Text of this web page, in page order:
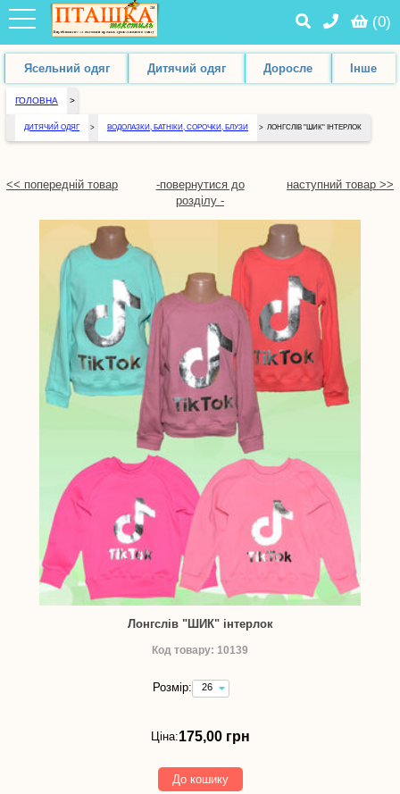
(0)
Ясельний одяг Дитячий одяг Доросле Інше
ГОЛОВНА >
ДИТЯЧИЙ ОДЯГ > ВОДОЛАЗКИ, БАТНІКИ, СОРОЧКИ, БЛУЗИ > ЛОНГСЛІВ "ШИК" ІНТЕРЛОК
<< попередній товар
-повернутися до
розділу -
наступний товар >>
Лонгслів "ШИК" інтерлок
Код товару: 10139
Розмір:
26
(зріст
-
грн
Ціна:175,00 грн
До кошику